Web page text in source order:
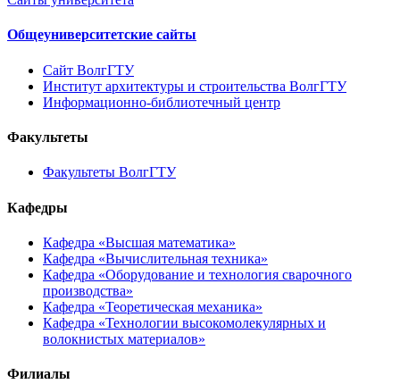
Общеуниверситетские сайты
Сайт ВолгГТУ
Институт архитектуры и строительства ВолгГТУ
Информационно-библиотечный центр
Факультеты
Факультеты ВолгГТУ
Кафедры
Кафедра «Высшая математика»
Кафедра «Вычислительная техника»
Кафедра «Оборудование и технология сварочного
производства»
Кафедра «Теоретическая механика»
Кафедра «Технологии высокомолекулярных и
волокнистых материалов»
Филиалы